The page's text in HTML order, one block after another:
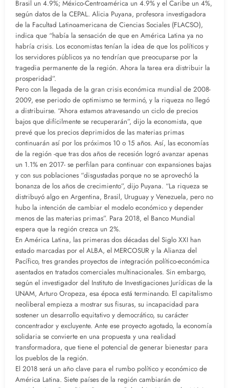
Brasil un 4.9%; México-Centroamérica un 4.9% y el Caribe un 4%,
según datos de la CEPAL. Alicia Puyana, profesora investigadora
de la Facultad Latinoamericana de Ciencias Sociales (FLACSO),
indica que “había la sensación de que en América Latina ya no
habría crisis. Los economistas tenían la idea de que los políticos y
los servidores públicos ya no tendrían que preocuparse por la
tragedia permanente de la región. Ahora la tarea era distribuir la
prosperidad”.
Pero con la llegada de la gran crisis económica mundial de 2008-
2009, ese periodo de optimismo se terminó, y la riqueza no llegó
a distribuirse. “Ahora estamos atravesando un ciclo de precios
bajos que difícilmente se recuperarán”, dijo la economista, que
prevé que los precios deprimidos de las materias primas
continuarán así por los próximos 10 o 15 años. Así, las economías
de la región -que tras dos años de recesión logró avanzar apenas
un 1.1% en 2017- se perfilan para continuar con expansiones bajas
y con sus poblaciones “disgustadas porque no se aprovechó la
bonanza de los años de crecimiento”, dijo Puyana. “La riqueza se
distribuyó algo en Argentina, Brasil, Uruguay y Venezuela, pero no
hubo la intención de cambiar el modelo económico y depender
menos de las materias primas”. Para 2018, el Banco Mundial
espera que la región crezca un 2%.
En América Latina, las primeras dos décadas del Siglo XXI han
estado marcadas por el ALBA, el MERCOSUR y la Alianza del
Pacífico, tres grandes proyectos de integración político-económica
asentados en tratados comerciales multinacionales. Sin embargo,
según el investigador del Instituto de Investigaciones Jurídicas de la
UNAM, Arturo Oropeza, esa época está terminando. El capitalismo
neoliberal empieza a mostrar sus fisuras, su incapacidad para
sostener un desarrollo equitativo y democrático, su carácter
concentrador y excluyente. Ante ese proyecto agotado, la economía
solidaria se convierte en una propuesta y una realidad
transformadora, que tiene el potencial de generar bienestar para
los pueblos de la región.
El 2018 será un año clave para el rumbo político y económico de
América Latina. Siete países de la región cambiarán de